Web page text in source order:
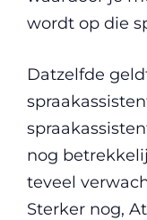
wordt op die
Datzelfde
nog
teveel
Sterker nog,